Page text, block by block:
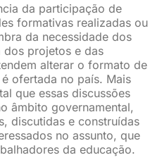
da participação de
formativas realizadas ou
da necessidade dos
dos projetos e das
alterar o formato de
ofertada no país. Mais
que essas discussões
âmbito governamental,
discutidas e construídas
no assunto, que
da educação.